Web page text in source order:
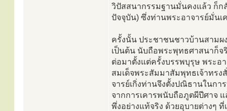
วิปัสสนากรรมฐานมั่นคงแล้ว ก็ก
ปัจจุบัน) ซึ่งท่านพระอาจารย์มั่น
ครั้งนั้น ประชาชนชาวบ้านสามผ
เป็นต้น นับถือพระพุทธศาสนาก็จ
ต่อมาตั้งแต่ครั้งบรรพบุรุษ พระอา
สมเด็จพระสัมมาสัมพุทธเจ้าทรง
จารย์เกิ่งท่านจึงตั้งปณิธานในก
จากการเคารพนับถือภูตผีปีศาจ
พึ่งอย่างแท้จริง ด้วยอุบายต่างๆ